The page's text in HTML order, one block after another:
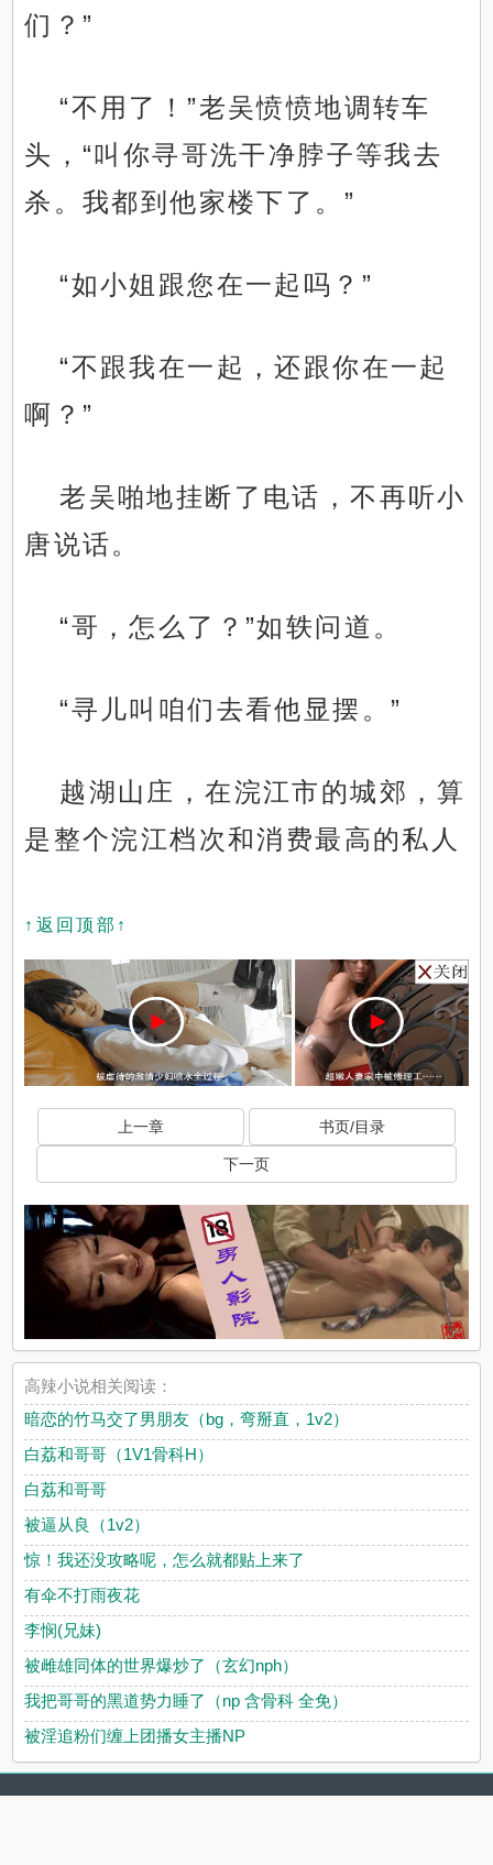
们？”
“不用了！”老吴愤愤地调转车
头，“叫你寻哥洗干净脖子等我去
杀。我都到他家楼下了。”
“如小姐跟您在一起吗？”
“不跟我在一起，还跟你在一起
啊？”
老吴啪地挂断了电话，不再听小
唐说话。
“哥，怎么了？”如轶问道。
“寻儿叫咱们去看他显摆。”
越湖山庄，在浣江市的城郊，算
是整个浣江档次和消费最高的私人
↑返回顶部↑
上一章 书页/目录
下一页
高辣小说相关阅读：
暗恋的竹马交了男朋友（bg，弯掰直，1v2）
白荔和哥哥（1V1骨科H）
白荔和哥哥
被逼从良（1v2）
惊！我还没攻略呢，怎么就都贴上来了
有伞不打雨夜花
李悯(兄妹)
被雌雄同体的世界爆炒了（玄幻nph）
我把哥哥的黑道势力睡了（np 含骨科 全免）
被淫追粉们缠上团播女主播NP